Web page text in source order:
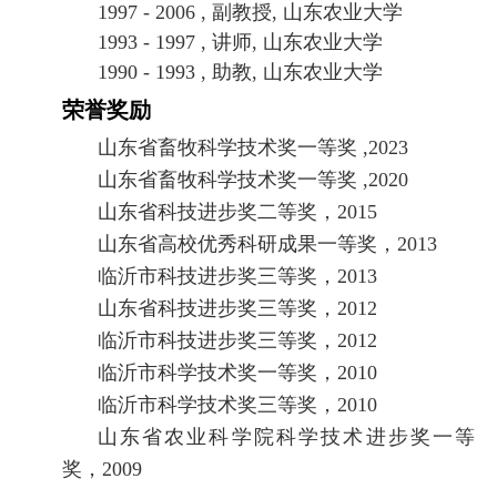
1997 - 2006, 副教授, 山东农业大学
1993 - 1997, 讲师, 山东农业大学
1990 - 1993, 助教, 山东农业大学
荣誉奖励
山东省畜牧科学技术奖一等奖 ,2023
山东省畜牧科学技术奖一等奖 ,2020
山东省科技进步奖二等奖， 2015
山东省高校优秀科研成果一等奖， 2013
临沂市科技进步奖三等奖， 2013
山东省科技进步奖三等奖， 2012
临沂市科技进步奖三等奖， 2012
临沂市科学技术奖一等奖， 2010
临沂市科学技术奖三等奖， 2010
山东省农业科学院科学技术进步奖一等
奖， 2009